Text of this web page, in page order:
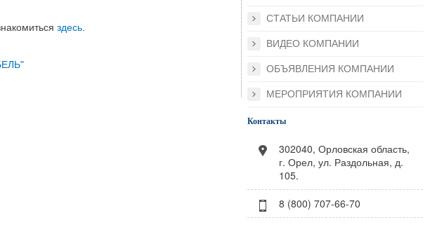
здесь
СТАТЬИ КОМПАНИИ
ВИДЕО КОМПАНИИ
ОБЪЯВЛЕНИЯ КОМПАНИИ
МЕРОПРИЯТИЯ КОМПАНИИ
Контакты
302040, Орловская область,
г. Орел, ул. Раздольная, д.
105.
8 (800) 707-66-70